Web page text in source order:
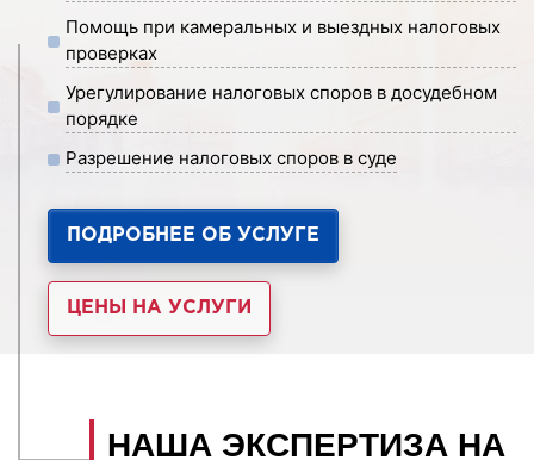
Помощь при камеральных и выездных налоговых
проверках
Урегулирование налоговых споров в досудебном
порядке
Разрешение налоговых споров в суде
ПОДРОБНЕЕ ОБ УСЛУГЕ
ЦЕНЫ НА УСЛУГИ
НАША ЭКСПЕРТИЗА НА